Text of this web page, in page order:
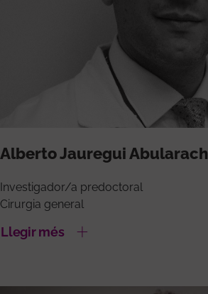
Alberto Jauregui Abularach
Investigador/a predoctoral
Cirurgia general
Llegir més